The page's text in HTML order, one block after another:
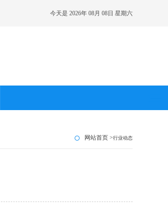
今天是 2026年 08月 08日 星期六
网站首页 >行业动态